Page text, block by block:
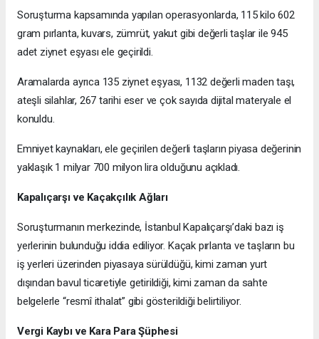
Soruşturma kapsamında yapılan operasyonlarda, 115 kilo 602
gram pırlanta, kuvars, zümrüt, yakut gibi değerli taşlar ile 945
adet ziynet eşyası ele geçirildi.
Aramalarda ayrıca 135 ziynet eşyası, 1132 değerli maden taşı,
ateşli silahlar, 267 tarihi eser ve çok sayıda dijital materyale el
konuldu.
Emniyet kaynakları, ele geçirilen değerli taşların piyasa değerinin
yaklaşık 1 milyar 700 milyon lira olduğunu açıkladı.
Kapalıçarşı ve Kaçakçılık Ağları
Soruşturmanın merkezinde, İstanbul Kapalıçarşı’daki bazı iş
yerlerinin bulunduğu iddia ediliyor. Kaçak pırlanta ve taşların bu
iş yerleri üzerinden piyasaya sürüldüğü, kimi zaman yurt
dışından bavul ticaretiyle getirildiği, kimi zaman da sahte
belgelerle “resmî ithalat” gibi gösterildiği belirtiliyor.
Vergi Kaybı ve Kara Para Şüphesi